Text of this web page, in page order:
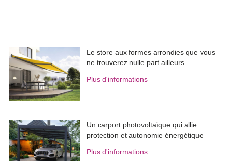
Le store aux formes arrondies que vous
ne trouverez nulle part ailleurs
Plus d'informations
Un carport photovoltaïque qui allie
protection et autonomie énergétique
Plus d'informations